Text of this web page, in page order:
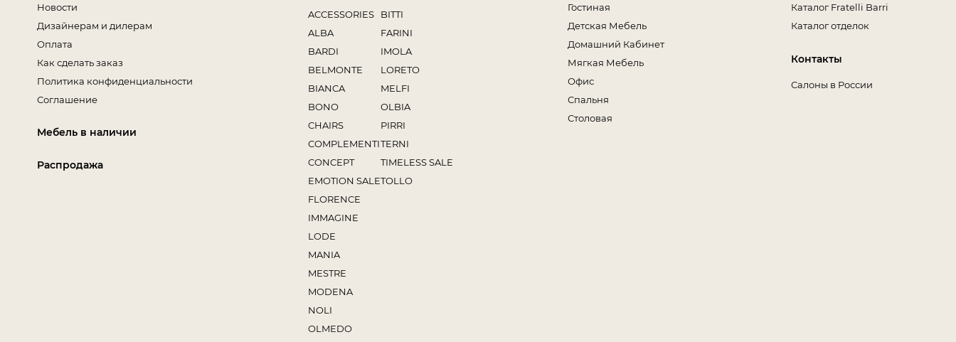
Новости
Дизайнерам и дилерам
Оплата
Как сделать заказ
Политика конфиденциальности
Соглашение
Мебель в наличии
Распродажа
ACCESSORIES
ALBA
BARDI
BELMONTE
BIANCA
BONO
CHAIRS
COMPLEMENTI
CONCEPT
EMOTION SALE
FLORENCE
IMMAGINE
LODE
MANIA
MESTRE
MODENA
NOLI
OLMEDO
BITTI
FARINI
IMOLA
LORETO
MELFI
OLBIA
PIRRI
TERNI
TIMELESS SALE
TOLLO
Гостиная
Детская Мебель
Домашний Кабинет
Мягкая Мебель
Офис
Спальня
Столовая
Каталог Fratelli Barri
Каталог отделок
Контакты
Салоны в России